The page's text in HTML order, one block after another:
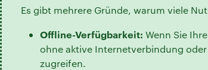
Es gibt mehrere Gründe, warum viele
Offline-Verfügbarkeit: Wenn Sie Ihre
ohne aktive Internetverbindung
zugreifen.